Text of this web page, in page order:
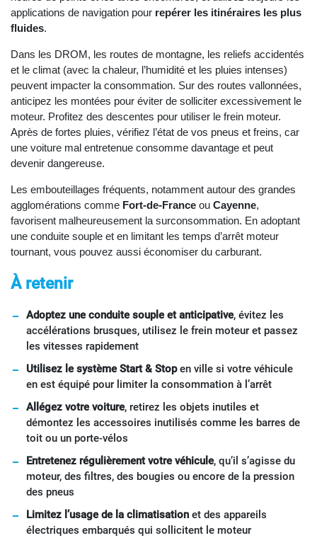
applications de navigation pour repérer les itinéraires les plus
fluides.
Dans les DROM, les routes de montagne, les reliefs accidentés
et le climat (avec la chaleur, l’humidité et les pluies intenses)
peuvent impacter la consommation. Sur des routes vallonnées,
anticipez les montées pour éviter de solliciter excessivement le
moteur. Profitez des descentes pour utiliser le frein moteur.
Après de fortes pluies, vérifiez l’état de vos pneus et freins, car
une voiture mal entretenue consomme davantage et peut
devenir dangereuse.
Les embouteillages fréquents, notamment autour des grandes
agglomérations comme Fort-de-France ou Cayenne,
favorisent malheureusement la surconsommation. En adoptant
une conduite souple et en limitant les temps d’arrêt moteur
tournant, vous pouvez aussi économiser du carburant.
À retenir
Adoptez une conduite souple et anticipative, évitez les
accélérations brusques, utilisez le frein moteur et passez
les vitesses rapidement
Utilisez le système Start & Stopen ville si votre véhicule
en est équipé pour limiter la consommation à l’arrêt
Allégez votre voiture, retirez les objets inutiles et
démontez les accessoires inutilisés comme les barres de
toit ou un porte-vélos
Entretenez régulièrement votre véhicule, qu’il s’agisse du
moteur, des filtres, des bougies ou encore de la pression
des pneus
Limitez l’usage de la climatisation et des appareils
électriques embarqués qui sollicitent le moteur